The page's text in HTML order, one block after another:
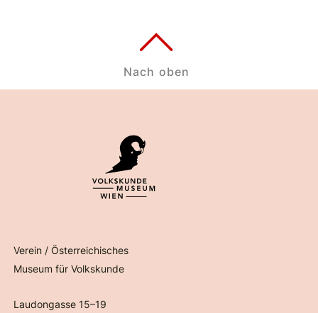
Verein / Österreichisches
Museum für Volkskunde
Laudongasse 15–19
Nach oben